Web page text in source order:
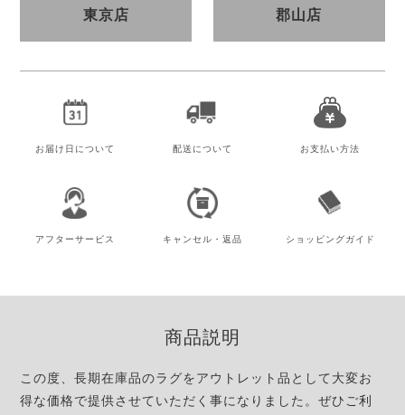
東京店 郡山店
お届け日 について 配送について お支払い方法
アフターサービス キャンセル・ 返品 ショッピングガイド
商品説明
この度、長期在庫品のラグをアウトレット品として大変お
得な価格で提供させていただく事になりました。ぜひご利